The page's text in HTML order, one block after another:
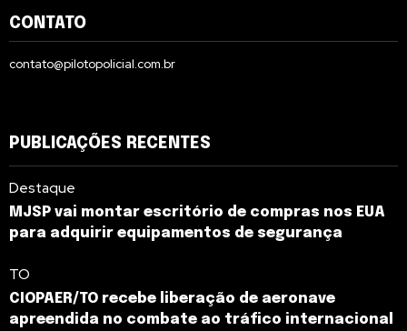
CONTATO
contato@pilotopolicial.com.br
PUBLICAÇÕES RECENTES
Destaque
MJSP vai montar escritório de compras nos EUA
para adquirir equipamentos de segurança
TO
CIOPAER/TO recebe liberação de aeronave
apreendida no combate ao tráfico internacional